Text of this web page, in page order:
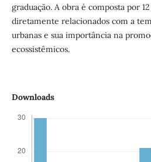
graduação. A obra é composta por
diretamente relacionados com a
urbanas e sua importância na
ecossistêmicos.
Downloads